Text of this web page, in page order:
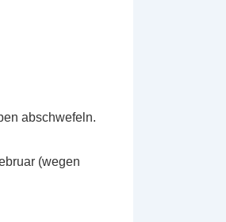
abschwefeln.
(wegen